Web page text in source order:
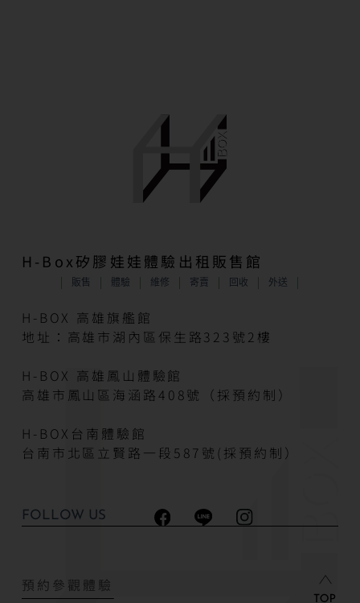
H-Box矽膠娃娃體驗出租販售館
販售 體驗 維修 寄賣 回收 外送
H-BOX 高雄旗艦館
地址：高雄市湖內區保生路323號2樓
H-BOX 高雄鳳山體驗館
高雄市鳳山區海涵路408號（採預約制）
H-BOX台南體驗館
台南市北區立賢路一段587號(採預約制）
FOLLOW US
預約參觀體驗